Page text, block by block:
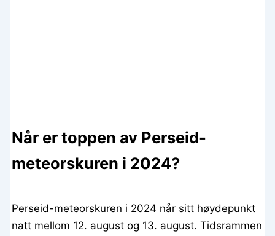
Når er toppen av Perseid-
meteorskuren i 2024?
Perseid-meteorskuren i 2024 når sitt høydepunkt
natt mellom 12. august og 13. august. Tidsrammen